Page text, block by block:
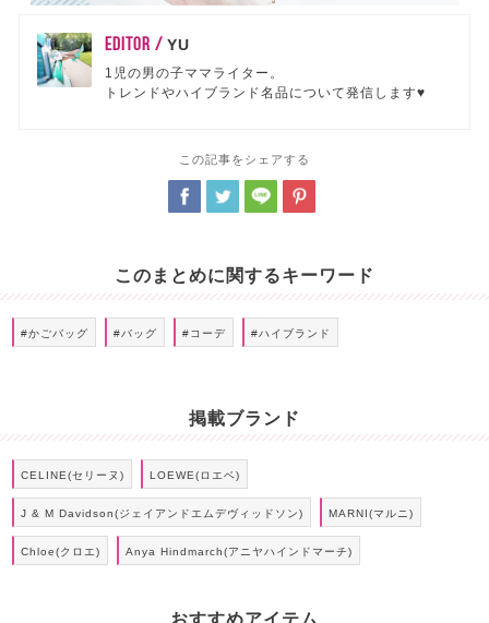
EDITOR /YU
1児の男の子ママライター。
トレンドやハイブランド名品について発信します♥
この記事をシェアする
このまとめに関するキーワード
#かごバッグ #バッグ #コーデ #ハイブランド
掲載ブランド
CELINE(セリーヌ) LOEWE(ロエベ)
J & M Davidson(ジェイアンドエムデヴィッドソン) MARNI(マルニ)
Chloe(クロエ) Anya Hindmarch(アニヤハインドマーチ)